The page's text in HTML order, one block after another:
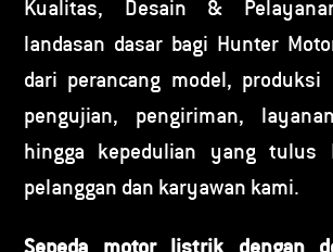
Kualitas, Desain &
landasan dasar bagi Hunter
dari perancang model, produksi
pengujian, pengiriman,
hingga kepedulian yang tulus
pelanggan dan karyawan kami.
Sepeda motor listrik dengan